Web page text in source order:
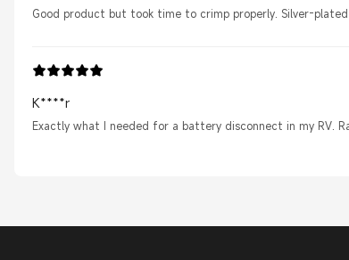
Good product but took time to crimp properly. Silver-
K****r
Exactly what I needed for a battery disconnect in my RV.